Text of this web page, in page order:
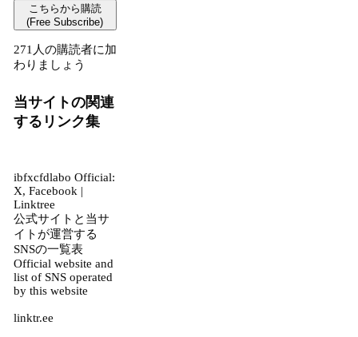
こちらから購読
(Free Subscribe)
271人の購読者に加
わりましょう
当サイトの関連
するリンク集
ibfxcfdlabo Official:
X, Facebook |
Linktree
公式サイトと当サ
イトが運営する
SNSの一覧表
Official website and
list of SNS operated
by this website
linktr.ee